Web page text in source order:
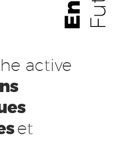
active
et